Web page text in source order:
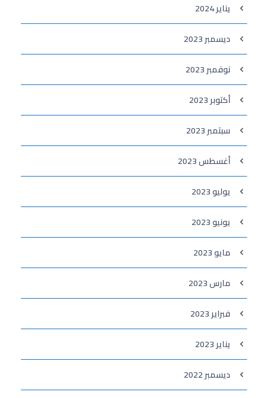
يناير 2024
ديسمبر 2023
نوفمبر 2023
أكتوبر 2023
سبتمبر 2023
أغسطس 2023
يوليو 2023
يونيو 2023
مايو 2023
مارس 2023
فبراير 2023
يناير 2023
ديسمبر 2022